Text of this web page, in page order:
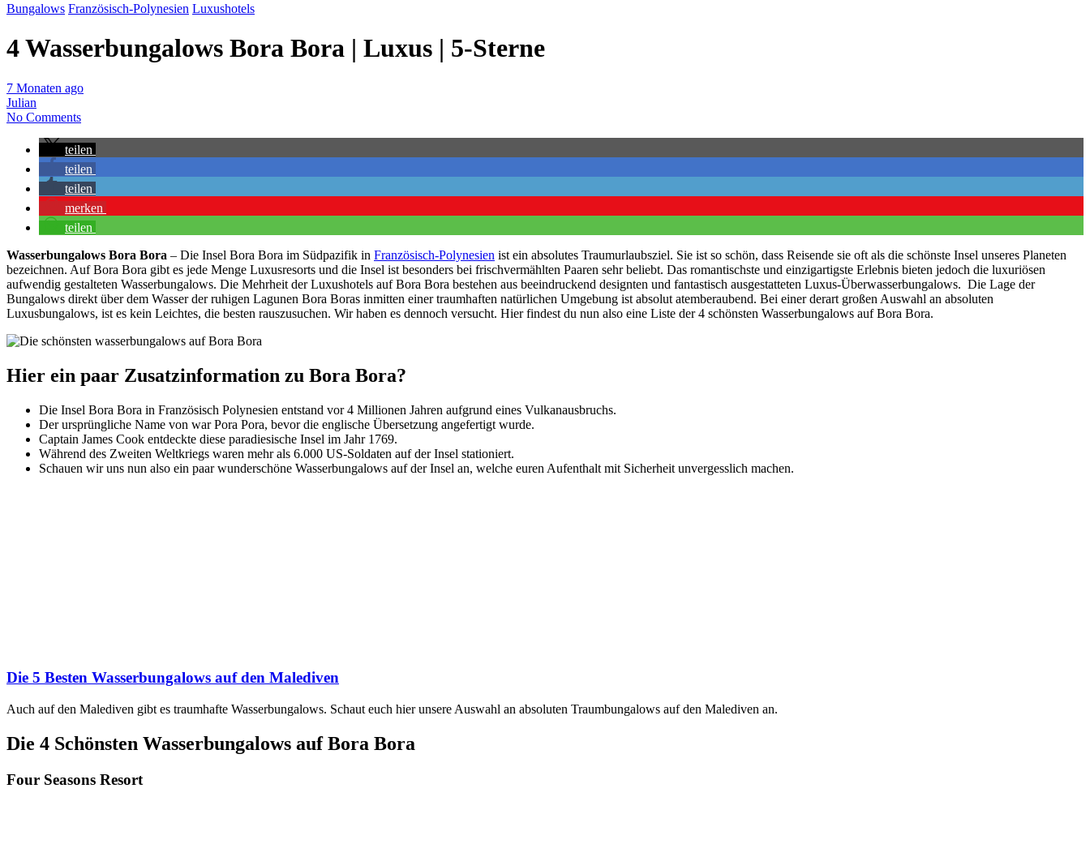
Bungalows Französisch-Polynesien Luxushotels
4 Wasserbungalows Bora Bora | Luxus | 5-Sterne
7 Monaten ago
Julian
No Comments
teilen
teilen
teilen
merken
teilen
Wasserbungalows Bora Bora – Die Insel Bora Bora im Südpazifik in Französisch-Polynesien ist ein absolutes Traumurlaubsziel. Sie ist so schön, dass Reisende sie oft als die schönste Insel unseres Planeten
bezeichnen. Auf Bora Bora gibt es jede Menge Luxusresorts und die Insel ist besonders bei frischvermählten Paaren sehr beliebt. Das romantischste und einzigartigste Erlebnis bieten jedoch die luxuriösen
aufwendig gestalteten Wasserbungalows. Die Mehrheit der Luxushotels auf Bora Bora bestehen aus beeindruckend designten und fantastisch ausgestatteten Luxus-Überwasserbungalows. Die Lage der
Bungalows direkt über dem Wasser der ruhigen Lagunen Bora Boras inmitten einer traumhaften natürlichen Umgebung ist absolut atemberaubend. Bei einer derart großen Auswahl an absoluten
Luxusbungalows, ist es kein Leichtes, die besten rauszusuchen. Wir haben es dennoch versucht. Hier findest du nun also eine Liste der 4 schönsten Wasserbungalows auf Bora Bora.
Hier ein paar Zusatzinformation zu Bora Bora?
Die Insel Bora Bora in Französisch Polynesien entstand vor 4 Millionen Jahren aufgrund eines Vulkanausbruchs.
Der ursprüngliche Name von war Pora Pora, bevor die englische Übersetzung angefertigt wurde.
Captain James Cook entdeckte diese paradiesische Insel im Jahr 1769.
Während des Zweiten Weltkriegs waren mehr als 6.000 US-Soldaten auf der Insel stationiert.
Schauen wir uns nun also ein paar wunderschöne Wasserbungalows auf der Insel an, welche euren Aufenthalt mit Sicherheit unvergesslich machen.
Die 5 Besten Wasserbungalows auf den Malediven
Auch auf den Malediven gibt es traumhafte Wasserbungalows. Schaut euch hier unsere Auswahl an absoluten Traumbungalows auf den Malediven an.
Die 4 Schönsten Wasserbungalows auf Bora Bora
Four Seasons Resort